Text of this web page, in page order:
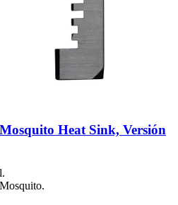
Mosquito Heat Sink, Versión